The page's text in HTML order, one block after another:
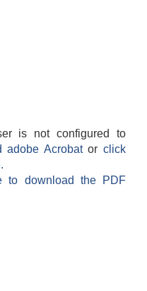
is not configured to
adobe Acrobatorclick
to download the PDF